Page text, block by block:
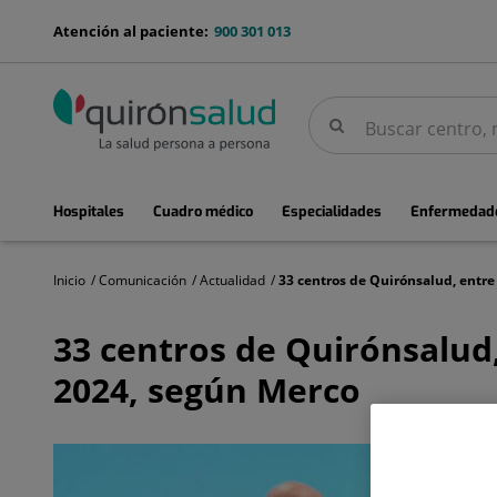
menu-
900 301 013
Atención al paciente:
BuscarBuscar
menuPrincipal
Hospitales Cuadro médico Especialidades
Inicio Comunicación Actualidad
de
entre
33 centros de
2024, según Merco